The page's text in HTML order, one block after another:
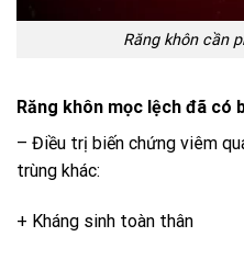
Răng khôn cần
Răng khôn mọc lệch đã có
– Điều trị biến chứng viêm
trùng khác:
+ Kháng sinh toàn thân